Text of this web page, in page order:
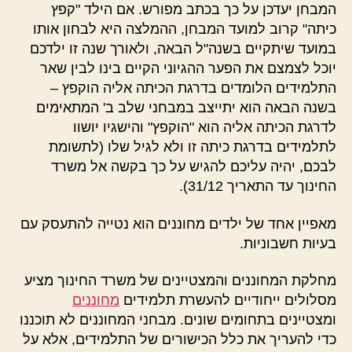
המבחן יעדכן על כך בכתב מפורש. אם הילד "קפץ
כיתה" קרוב למועד המבחן, ההמלצה היא לבחון אותו
במועד שיתקיים בשנה"ל הבאה, ולאורך שנה זו ילדכם
יוכל לצמצם את הפער ההגיוני הקיים בינו לבין שאר
התלמידים הלומדים בדרגת הכיתה אליה הוקפץ –
בשנה הבאה הוא יתייצב במבחני שלב ב' המתאימים
לדרגת הכיתה אליה הוא "הוקפץ" והישגיו יושוו
לתלמידים בדרגת כיתה זו ולא לגיל שלו (לתשומת
לבכם, יהיה עליכם להגיש על כך בקשה אל משרד
החינוך עד התאריך 31/12).
מאפיין אחד של ילדים מחוננים הוא נטייה להתעסק עם
בעיות חשבוניות.
מחלקת המחוננים והמצטיינים של משרד החינוך מציע
מסלולים ייחודיים להעשרת תלמידים מחוננים
ומצטיינים בתחומים שונים. מבחני המחוננים לא תוכננו
כדי להעריך את כלל הכישורים של התלמידים, אלא על